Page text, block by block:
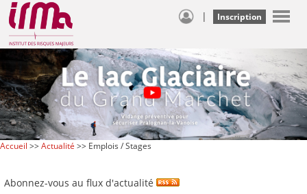
| Inscription
Accueil >>Actualité >> Emplois / Stages
Abonnez-vous au flux d'actualité